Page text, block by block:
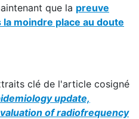
que la preuve
moindre place au doute
clé de l'article cosigné
update,
of radiofrequency